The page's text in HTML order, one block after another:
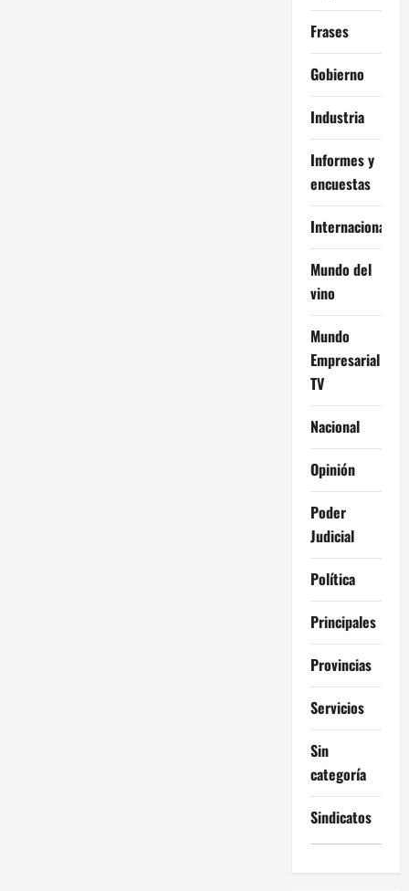
Frases
Gobierno
Industria
Informes y
encuestas
Internacional
Mundo del
vino
Mundo
Empresarial
TV
Nacional
Opinión
Poder
Judicial
Política
Principales
Provincias
Servicios
Sin
categoría
Sindicatos